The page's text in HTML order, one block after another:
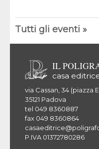
Tutti gli eventi »
IL
casa
via Cassan, 34 (piazza
35121 Padova
tel 049 8360887
fax 049 8360864
P.IVA 01372780286